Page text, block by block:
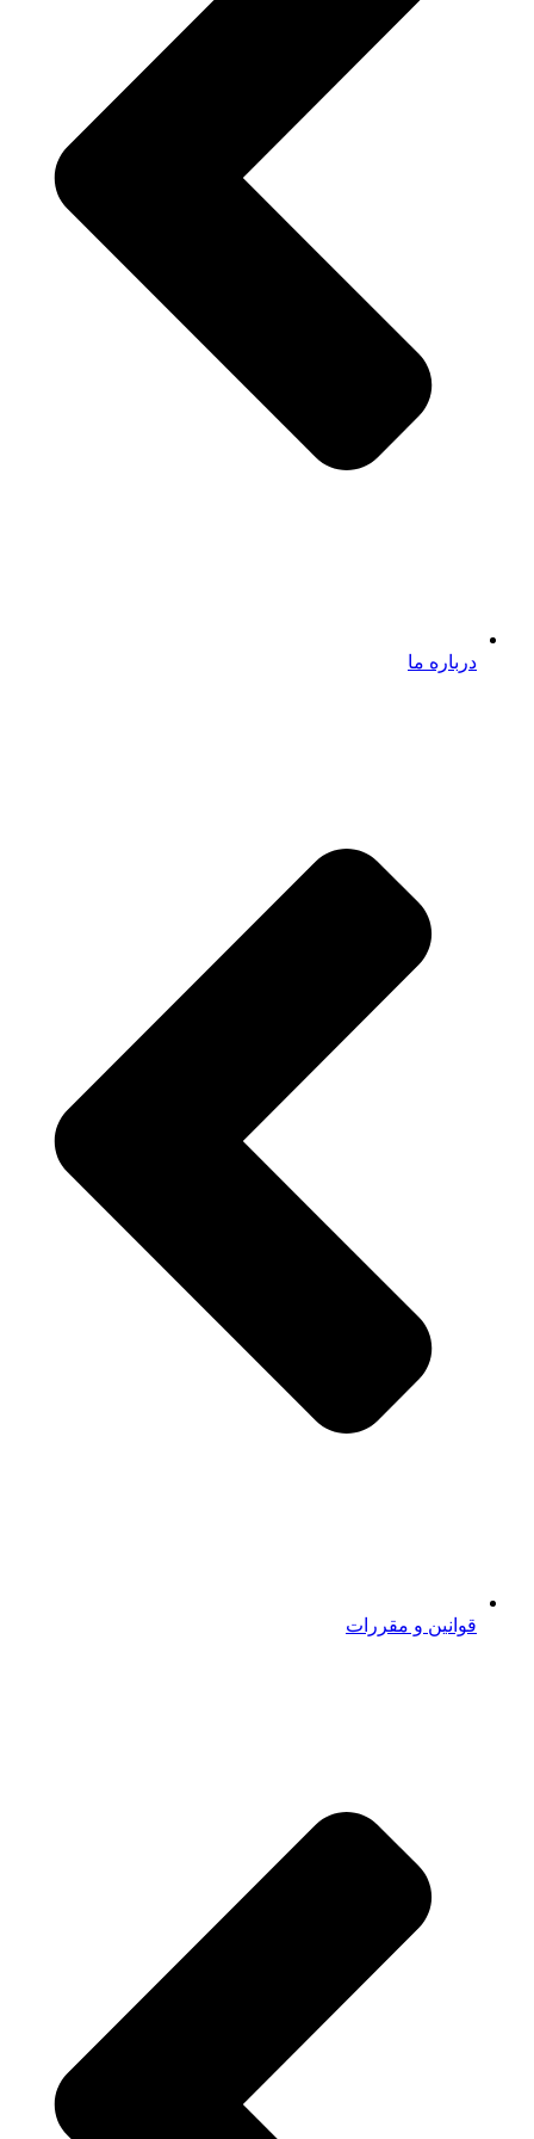
درباره ما
قوانین و مقررات